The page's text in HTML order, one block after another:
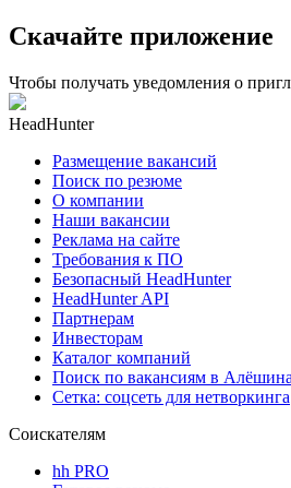
Скачайте приложение
Чтобы получать уведомления о
HeadHunter
Размещение вакансий
Поиск по резюме
О компании
Наши вакансии
Реклама на сайте
Требования к ПО
Безопасный HeadHunter
HeadHunter API
Партнерам
Инвесторам
Каталог компаний
Поиск по вакансиям в
Сетка: соцсеть для нетворкинга
Соискателям
hh PRO